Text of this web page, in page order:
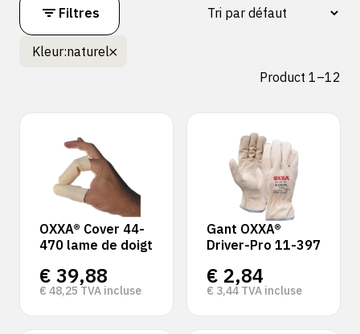
Filtres
Kleur:naturel
Product 1–12
OXXA® Cover 44-
470 lame de doigt
€ 39,88
€ 48,25 TVA incluse
Gant OXXA®
Driver-Pro 11-397
€ 2,84
€ 3,44 TVA incluse